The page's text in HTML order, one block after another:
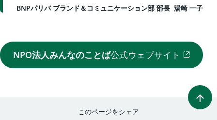
BNPパリバ ブランド＆コミュニケーション部 部長 湯崎 一子
NPO法人みんなのことば公式ウェブサイト
このページをシェア